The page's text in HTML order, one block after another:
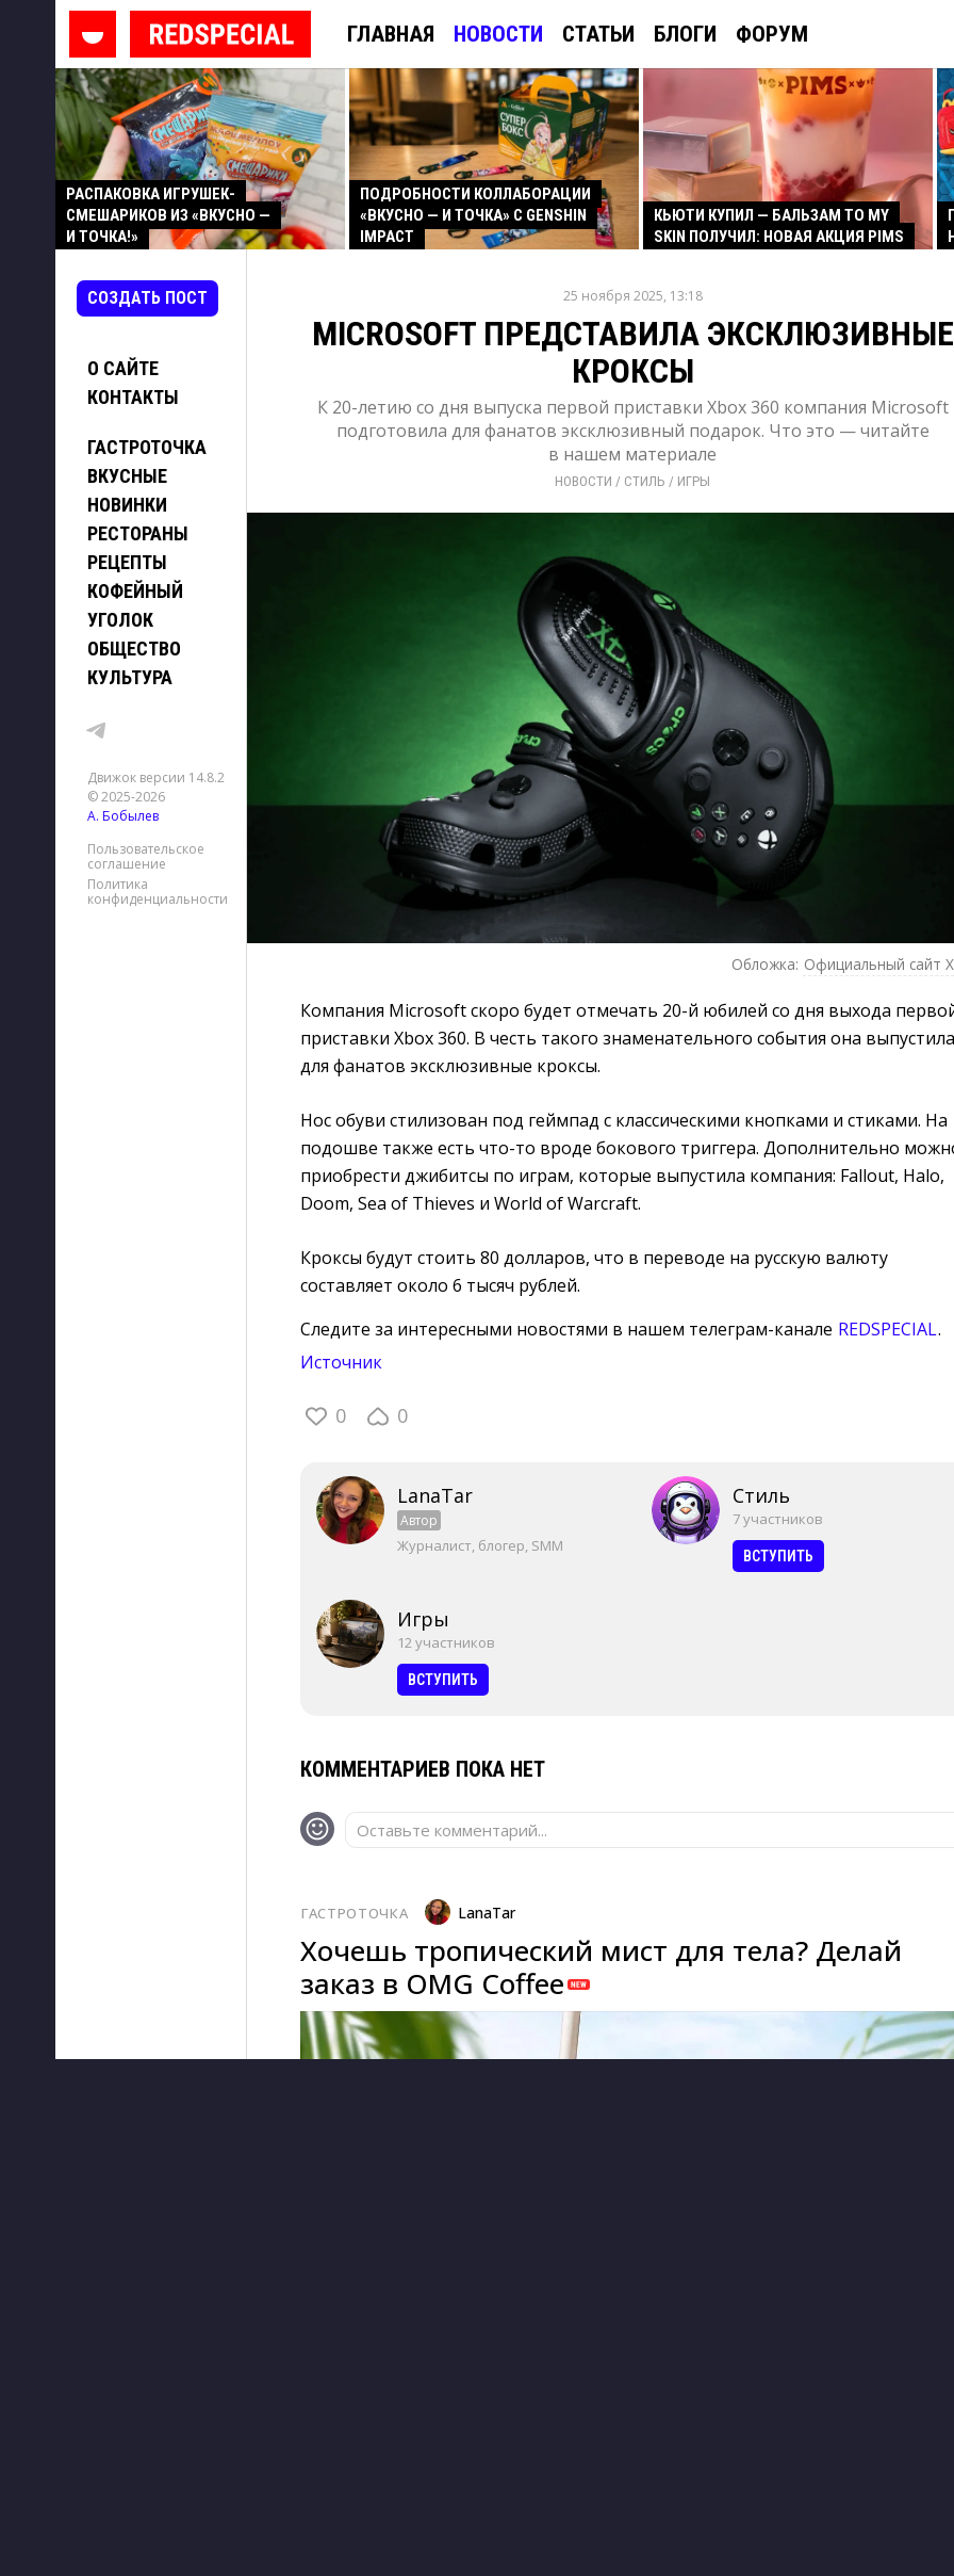
ГЛАВНАЯ НОВОСТИ СТАТЬИ БЛОГИ ФОРУМ
РАСПАКОВКА ИГРУШЕК-
СМЕШАРИКОВ ИЗ «ВКУСНО —
И ТОЧКА!»
ПОДРОБНОСТИ КОЛЛАБОРАЦИИ
«ВКУСНО — И ТОЧКА» С GENSHIN
IMPACT
КЬЮТИ КУПИЛ — БАЛЬЗАМ TO MY
SKIN ПОЛУЧИЛ: НОВАЯ АКЦИЯ PIMS
СОЗДАТЬ ПОСТ
О САЙТЕ
КОНТАКТЫ
ГАСТРОТОЧКА
ВКУСНЫЕ
НОВИНКИ
РЕСТОРАНЫ
РЕЦЕПТЫ
КОФЕЙНЫЙ
УГОЛОК
ОБЩЕСТВО
КУЛЬТУРА
Движок версии 14.8.2
© 2025-2026
А. Бобылев
Пользовательское
соглашение
Политика
конфиденциальности
25 ноября 2025, 13:18
MICROSOFT ПРЕДСТАВИЛА ЭКСКЛЮЗИВНЫЕ
КРОКСЫ
К 20-летию со дня выпуска первой приставки Xbox 360 компания Microsoft
подготовила для фанатов эксклюзивный подарок. Что это — читайте
в нашем материале
НОВОСТИ / СТИЛЬ / ИГРЫ
Обложка: Официальный сайт
Компания Microsoft скоро будет отмечать 20-й юбилей со дня выхода
приставки Xbox 360. В честь такого знаменательного события она выпустила
для фанатов эксклюзивные кроксы.
Нос обуви стилизован под геймпад с классическими кнопками и стиками. На
подошве также есть что-то вроде бокового триггера. Дополнительно
приобрести джибитсы по играм, которые выпустила компания: Fallout, Halo,
Doom, Sea of Thieves и World of Warcraft.
Кроксы будут стоить 80 долларов, что в переводе на русскую валюту
составляет около 6 тысяч рублей.
Следите за интересными новостями в нашем телеграм-канале REDSPECIAL.
Источник
0 0
LanaTar
Автор
Журналист, блогер, SMM
Стиль
7 участников
ВСТУПИТЬ
Игры
12 участников
ВСТУПИТЬ
КОММЕНТАРИЕВ ПОКА НЕТ
Оставьте комментарий...
ГАСТРОТОЧКА LanaTar
Хочешь тропический мист для тела? Делай
заказ в OMG Coffee